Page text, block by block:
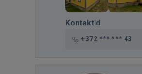
Kontaktid
+372 *** *** 43